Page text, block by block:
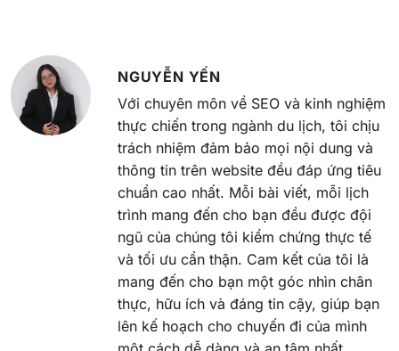
NGUYỄN YẾN
Với chuyên môn về SEO và kinh nghiệm
thực chiến trong ngành du lịch, tôi chịu
trách nhiệm đảm bảo mọi nội dung và
thông tin trên website đều đáp ứng tiêu
chuẩn cao nhất. Mỗi bài viết, mỗi lịch
trình mang đến cho bạn đều được đội
ngũ của chúng tôi kiểm chứng thực tế
và tối ưu cẩn thận. Cam kết của tôi là
mang đến cho bạn một góc nhìn chân
thực, hữu ích và đáng tin cậy, giúp bạn
lên kế hoạch cho chuyến đi của mình